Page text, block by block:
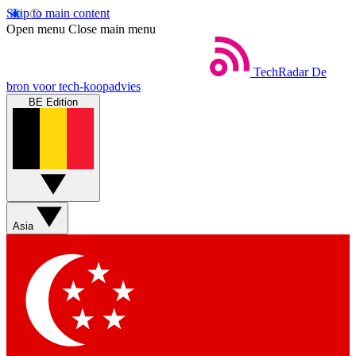
Skip to main content
Open menu Close main menu
TechRadar De
bron voor tech-koopadvies
BE Edition
Asia